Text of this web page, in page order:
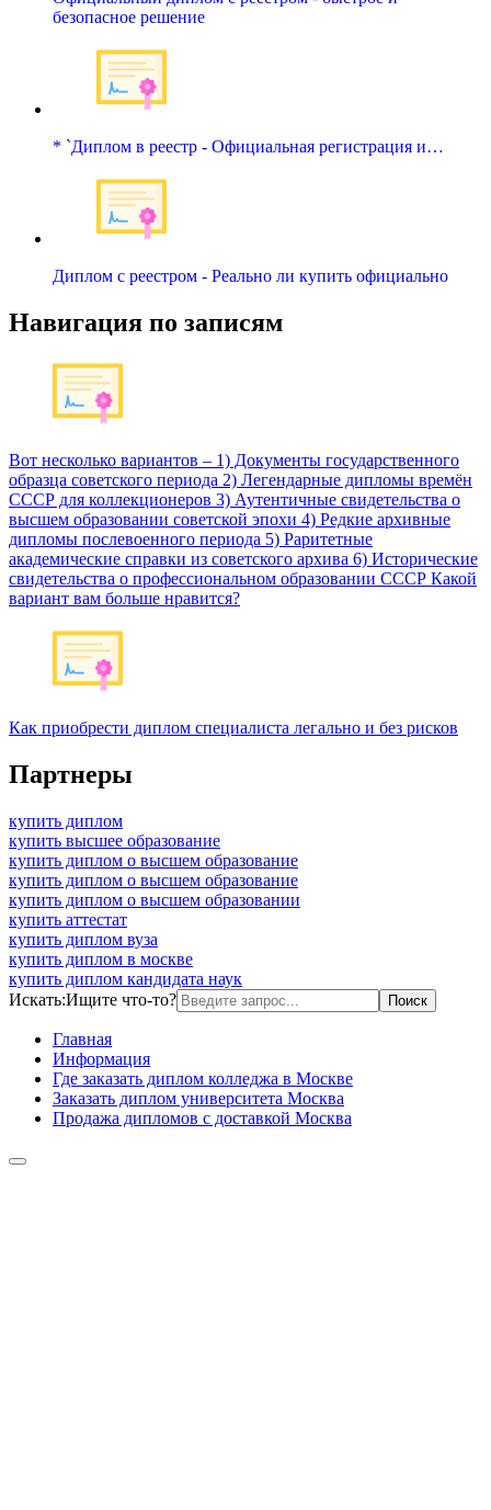
безопасное решение
* `Диплом в реестр - Официальная регистрация и…
Диплом с реестром - Реально ли купить официально
Навигация по записям
Вот несколько вариантов – 1) Документы государственного
образца советского периода 2) Легендарные дипломы времён
СССР для коллекционеров 3) Аутентичные свидетельства о
высшем образовании советской эпохи 4) Редкие архивные
дипломы послевоенного периода 5) Раритетные
академические справки из советского архива 6) Исторические
свидетельства о профессиональном образовании СССР Какой
вариант вам больше нравится?
Как приобрести диплом специалиста легально и без рисков
Партнеры
купить диплом
купить высшее образование
купить диплом о высшем образование
купить диплом о высшем образование
купить диплом о высшем образовании
купить аттестат
купить диплом вуза
купить диплом в москве
купить диплом кандидата наук
Искать:Ищите что-то?
Главная
Информация
Где заказать диплом колледжа в Москве
Заказать диплом университета Москва
Продажа дипломов с доставкой Москва